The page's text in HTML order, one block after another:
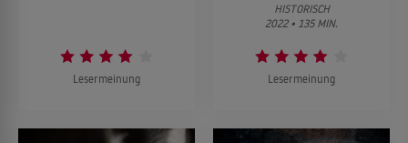
Lesermeinung
HISTORISCH
2022 • 135 MIN.
Lesermeinung